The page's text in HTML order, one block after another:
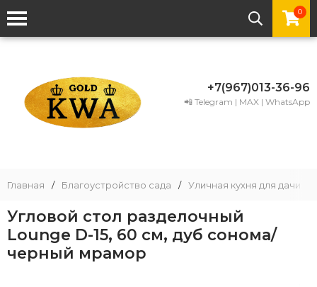
0
+7(967)013-36-96
📲 Telegram | MAX | WhatsApp
Главная / Благоустройство сада / Уличная кухня для дачи
Угловой стол разделочный
Lounge D-15, 60 см, дуб сонома/
черный мрамор